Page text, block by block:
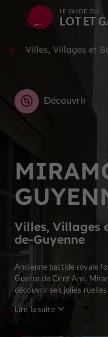
LE GUIDE DU
LOT ET
Villes, Villages et Bastides à
Villes, Villages
de-Guyenne
Découvrir
Ancienne bastide royale
Guerre de Cent Ans,
découvrir ses jolies
Lire la suite